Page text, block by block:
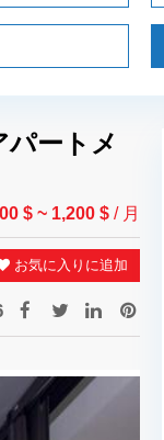
ートメ
$ ~ 1,200 $ / 月
お気に入りに追加